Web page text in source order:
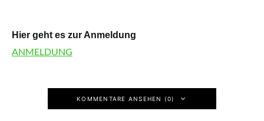
Hier geht es zur Anmeldung
ANMELDUNG
KOMMENTARE ANSEHEN (0)